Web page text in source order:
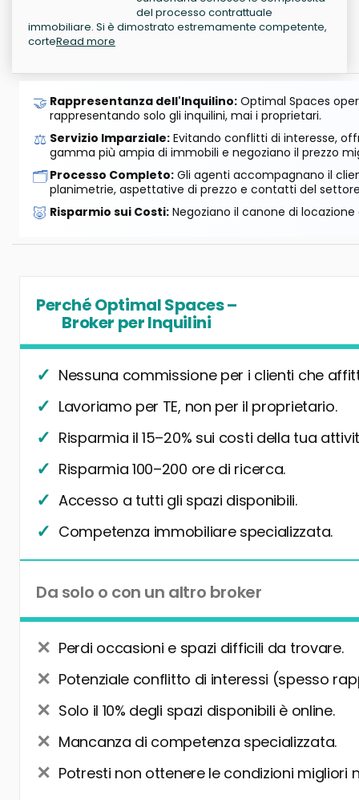
del processo contrattuale
immobiliare. Si è dimostrato estremamente competente,
corteRead more
🤝 Rappresentanza dell'Inquilino: Optimal Spaces
rappresentando solo gli inquilini, mai i proprietari.
⚖️ Servizio Imparziale: Evitando conflitti di interesse,
gamma più ampia di immobili e negoziano il prezzo
🗂️Processo Completo: Gli agenti accompagnano il
planimetrie, aspettative di prezzo e contatti del
🐷 Risparmio sui Costi: Negoziano il canone di
Perché Optimal Spaces –
Broker per Inquilini
Nessuna commissione per i clienti che
Lavoriamo per TE, non per il proprietario.
Risparmia il 15–20% sui costi della tua
Risparmia 100–200 ore di ricerca.
Accesso a tutti gli spazi disponibili.
Competenza immobiliare specializzata.
Da solo o con un altro broker
Perdi occasioni e spazi difficili da trovare.
Potenziale conflitto di interessi (spesso
Solo il 10% degli spazi disponibili è online.
Mancanza di competenza specializzata.
Potresti non ottenere le condizioni migliori